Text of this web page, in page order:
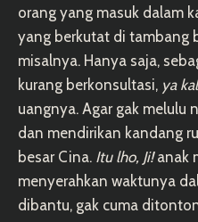
orang yang masuk dalam
yang berkutat di tambang
misalnya. Hanya saja,
kurang berkonsultasi, ya
uangnya. Agar gak melulu
dan mendirikan kandang
besar Cina. Itu lho, Ji!anak
menyerahkan waktunya
dibantu, gak cuma